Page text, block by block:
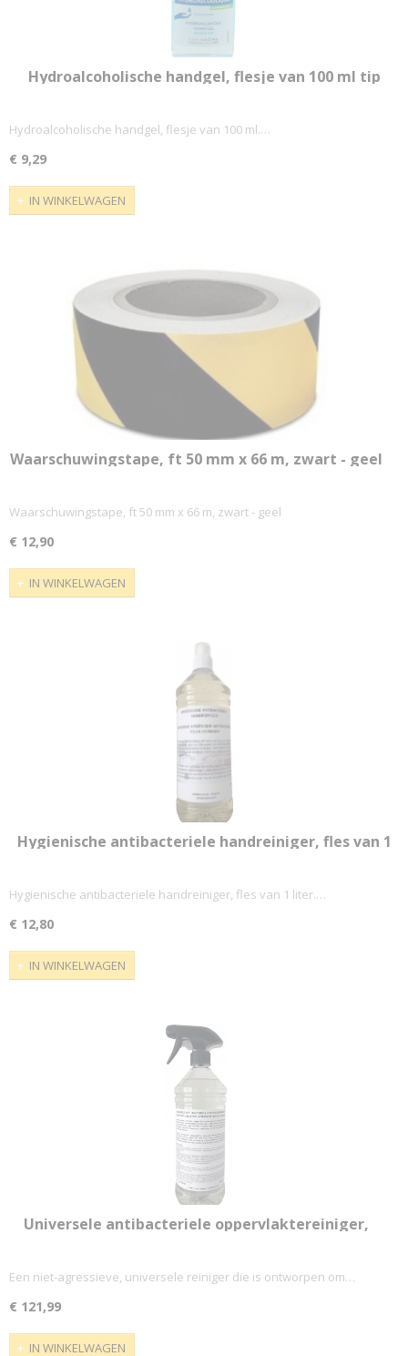
Hydroalcoholische handgel, flesje van 100 ml tip
Hydroalcoholische handgel, flesje van 100 ml.…
€ 9,29
IN WINKELWAGEN
Waarschuwingstape, ft 50 mm x 66 m, zwart - geel
Waarschuwingstape, ft 50 mm x 66 m, zwart - geel
€ 12,90
IN WINKELWAGEN
Hygienische antibacteriele handreiniger, fles van 1
Hygienische antibacteriele handreiniger, fles van 1 liter.…
€ 12,80
IN WINKELWAGEN
Universele antibacteriele oppervlaktereiniger,
Een niet-agressieve, universele reiniger die is ontworpen om…
€ 121,99
IN WINKELWAGEN